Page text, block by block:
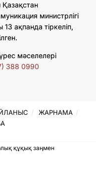
министрлігі
ақпанда тіркеліп,
мәселелері
388 0990
ЖАРНАМА
құқық заңмен